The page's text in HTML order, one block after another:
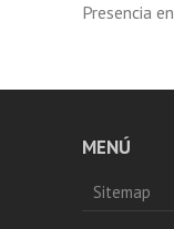
Presencia
MENÚ
Sitemap